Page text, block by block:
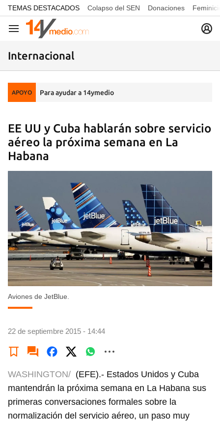
common.go-to-content
TEMAS DESTACADOS Colapso del SEN Donaciones
Navegación
Internacional
APOYO Para ayudar a 14ymedio
EE UU y Cuba hablarán sobre servicio
aéreo la próxima semana en La
Habana
Aviones de JetBlue.
22 de septiembre 2015 - 14:44
WASHINGTON/ (EFE).- Estados Unidos y Cuba
mantendrán la próxima semana en La Habana sus
primeras conversaciones formales sobre la
normalización del servicio aéreo, un paso muy